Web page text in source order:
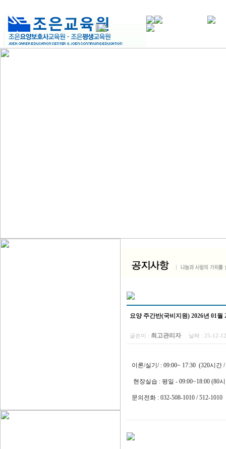
요양 주간반(국비지원) 2026년 01
글쓴이 : 최고관리자 날짜 : 25-12-
이론/실기/ : 09:00~ 17:30 (320시간
현장실습 : 평일 - 09:00~18:00 (80
문의전화 : 032-508-1010 / 512-1010